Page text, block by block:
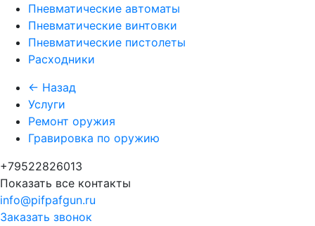
Пневматические автоматы
Пневматические винтовки
Пневматические пистолеты
Расходники
← Назад
Услуги
Ремонт оружия
Гравировка по оружию
+79522826013
Показать все контакты
info@pifpafgun.ru
Заказать звонок